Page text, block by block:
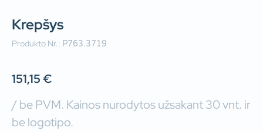
Krepšys
Produkto Nr.: P763.3719
151,15€
/ be PVM. Kainos nurodytos užsakant 30 vnt. ir
be logotipo.